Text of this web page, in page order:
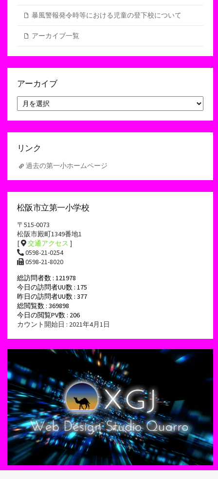
暴風警報発令時等における児童の登下校について
アーカイブ一覧
アーカイブ
ー
カ
リンク
過去の第一小ホームページ
松阪市立第一小学校
〒515-0073
松阪市殿町1349番地1
[
交通アクセス ]
0598-21-0254
0598-21-8020
総訪問者数 : 121978
今日の訪問者UU数 : 175
昨日の訪問者UU数 : 377
総閲覧数 : 369898
今日の閲覧PV数 : 206
カウント開始日 : 2021年4月1日